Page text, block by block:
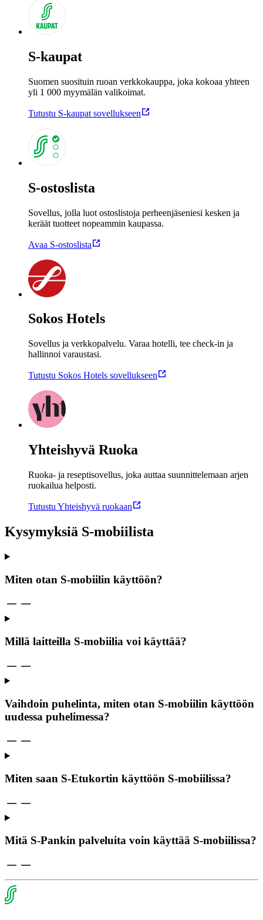
S-kaupat
Suomen suosituin ruoan verkkokauppa, joka kokoaa yhteen
yli 1 000 myymälän valikoimat.
Tutustu S-kaupat sovellukseen
S-ostoslista
Sovellus, jolla luot ostoslistoja perheenjäseniesi kesken ja
keräät tuotteet nopeammin kaupassa.
Avaa S-ostoslista
Sokos Hotels
Sovellus ja verkkopalvelu. Varaa hotelli, tee check-in ja
hallinnoi varaustasi.
Tutustu Sokos Hotels sovellukseen
Yhteishyvä Ruoka
Ruoka- ja reseptisovellus, joka auttaa suunnittelemaan arjen
ruokailua helposti.
Tutustu Yhteishyvä ruokaan
Kysymyksiä S-mobiilista
Miten otan S-mobiilin käyttöön?
Millä laitteilla S-mobiilia voi käyttää?
Vaihdoin puhelinta, miten otan S-mobiilin käyttöön
uudessa puhelimessa?
Miten saan S-Etukortin käyttöön S-mobiilissa?
Mitä S-Pankin palveluita voin käyttää S-mobiilissa?